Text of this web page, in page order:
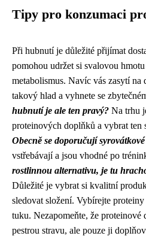
Tipy pro konzumaci
Při hubnutí je důležité přijímat
pomohou udržet si svalovou
metabolismus. Navíc vás zasytí na
takový hlad a vyhnete se
hubnutí je ale ten pravý? Na trhu
proteinových doplňků a vybrat ten
Obecně se doporučují
vstřebávají a jsou vhodné po
rostlinnou alternativu, je tu
Důležité je vybrat si kvalitní
sledovat složení. Vybírejte
tuku. Nezapomeňte, že
pestrou stravu, ale pouze ji